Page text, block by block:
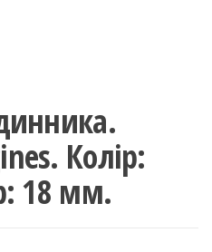
Колір:
18 мм.